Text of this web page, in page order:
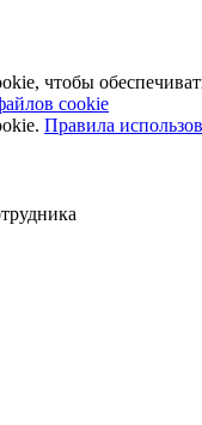
чтобы
cookie
Правила